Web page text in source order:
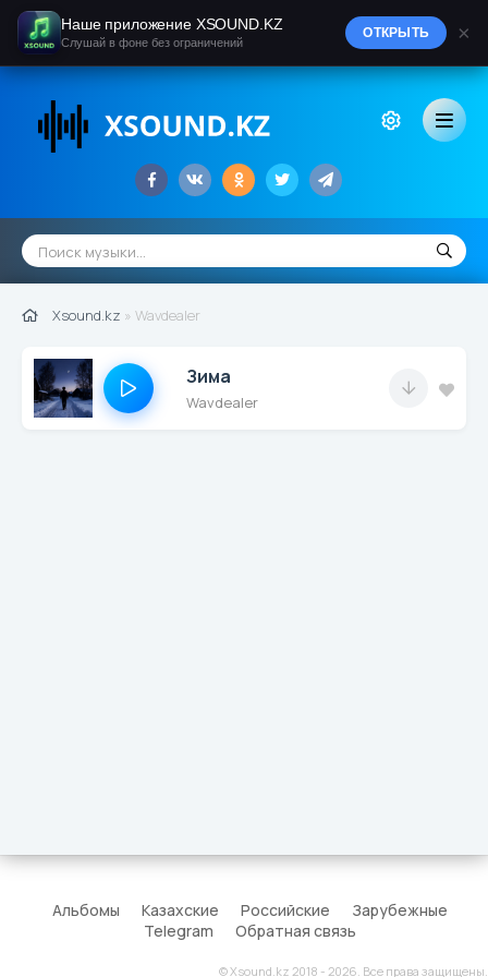
Xsound.kz » Wavdealer
Зима
Wavdealer
Альбомы Казахские Российские
Зарубежные
Telegram
Обратная связь
© Xsound.kz 2018 - 2026. Все права защищены.
Наше приложение XSOUND.KZ
Слушай в фоне без ограничений
ОТКРЫТЬ ×